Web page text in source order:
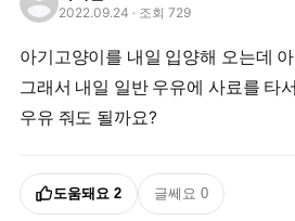
2022.09.24 · 조회 729
아기고양이를 내일 입양해 오는데
그래서 내일 일반 우유에 사료를 타
우유 줘도 될까요?
도움돼요 2 글쎄요 0